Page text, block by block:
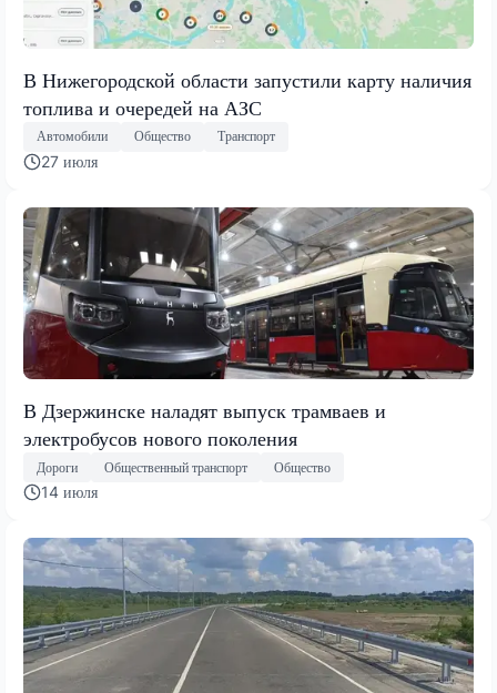
В Нижегородской области запустили карту наличия
топлива и очередей на АЗС
Автомобили Общество Транспорт
27 июля
В Дзержинске наладят выпуск трамваев и
электробусов нового поколения
Дороги Общественный транспорт Общество
14 июля